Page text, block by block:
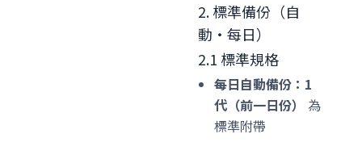
2. 標準備份（自
動・每日）
2.1 標準規格
每日自動備份：1
代（前一日份）
為
標準附帶